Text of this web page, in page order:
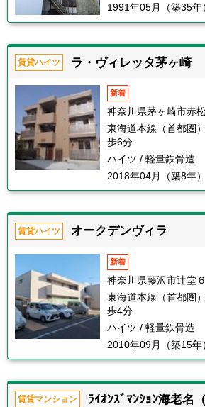
1991年05月（築35年
賃貸ハイツ ラ・ヴィレッタ茅ヶ崎
新着
神奈川県茅ヶ崎市赤
東海道本線（首都圏
歩6分
ハイツ / 軽量鉄骨造
2018年04月（築8年）
賃貸ハイツ オークデンヴィラ
新着
神奈川県藤沢市辻堂
東海道本線（首都圏
歩4分
ハイツ / 軽量鉄骨造
2010年09月（築15年
賃貸マンション ﾗｲｵﾝｽﾞﾏﾝｼｮﾝ海老名（